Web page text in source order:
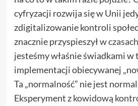
cyfryzacji rozwija się w Unii
zdigitalizowanie kontroli
znacznie przyspieszyłw
jesteśmy właśnie świadkami w
implementacji obiecywanej
Ta „normalność” nie jest
Eksperyment zkowidową